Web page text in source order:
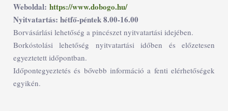
Weboldal: https://www.dobogo.hu/
Nyitvatartás: hétfő-péntek 8.00-16.00
Borvásárlási lehetőség a pincészet nyitvatartási idejében.
Borkóstolási lehetőség nyitvatartási időben és előzetesen
egyeztetett időpontban.
Időpontegyeztetés és bővebb információ a fenti elérhetőségek
egyikén.